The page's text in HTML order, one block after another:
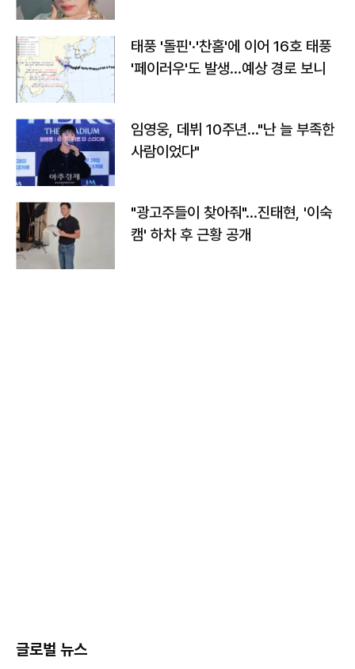
태풍 '돌핀'·'찬홈'에 이어 16호 태풍
'페이러우'도 발생…예상 경로 보니
임영웅, 데뷔 10주년…"난 늘 부족한
사람이었다"
"광고주들이 찾아줘"…진태현, '이숙
캠' 하차 후 근황 공개
글로벌 뉴스